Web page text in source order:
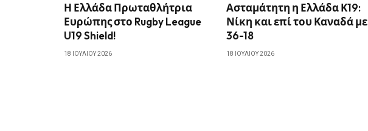
Η Ελλάδα Πρωταθλήτρια
Ευρώπης στο Rugby League
U19 Shield!
18 ΙΟΥΛΊΟΥ 2026
Ασταμάτητη η Ελλάδα Κ19:
Νίκη και επί του Καναδά με
36-18
18 ΙΟΥΛΊΟΥ 2026